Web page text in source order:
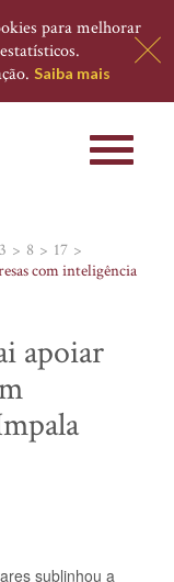
para melhorar
Saiba mais
Toggle
8
17
com inteligência
apoiar
sublinhou a